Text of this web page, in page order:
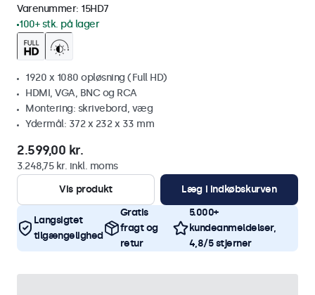
Varenummer: 15HD7
100+ stk. på lager
1920 x 1080 opløsning (Full HD)
HDMI, VGA, BNC og RCA
Montering: skrivebord, væg
Ydermål: 372 x 232 x 33 mm
2.599,00 kr.
3.248,75 kr. inkl. moms
Vis produkt
Læg i indkøbskurven
Langsigtet
tilgængelighed
Gratis
fragt og
retur
5.000+
kundeanmeldelser,
4,8/5 stjerner